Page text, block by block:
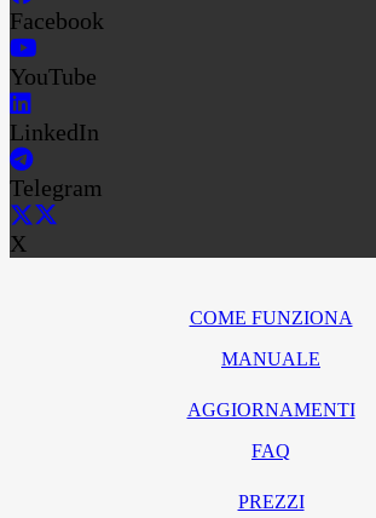
Facebook
YouTube
LinkedIn
Telegram
X
COME FUNZIONA
MANUALE
AGGIORNAMENTI
FAQ
PREZZI